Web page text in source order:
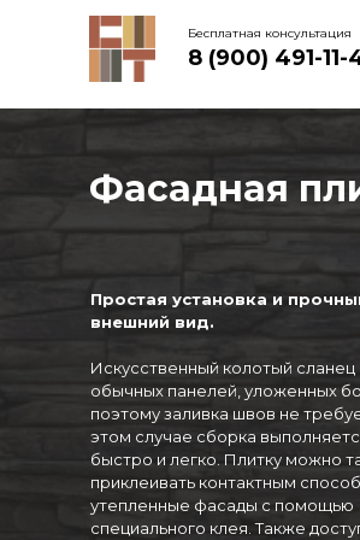
Бесплатная консультация
8 (900) 491-11-
Фасадная
Простая установка и
внешний вид.
Искусственный колотый сланец
обычных панелей, уложенных
поэтому заливка швов не
этом случае сборка
быстро и легко. Плитку можно
приклеивать контактным
утепленные фасады с помощью
специального клея. Также